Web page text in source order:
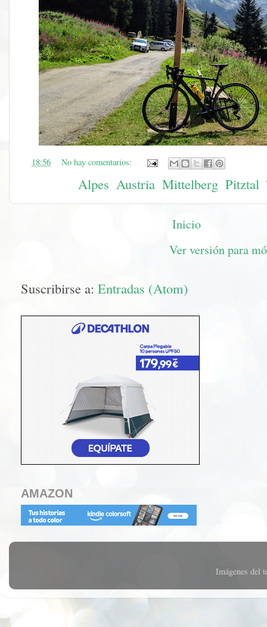
18:56 No hay comentarios:
Alpes Austria Mittelberg Pitztal
Inicio
Ver versión para
Suscribirse a: Entradas (Atom)
AMAZON
Imágenes del